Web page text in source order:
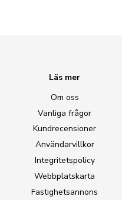
Läs mer
Om oss
Vanliga frågor
Kundrecensioner
Användarvillkor
Integritetspolicy
Webbplatskarta
Fastighetsannons